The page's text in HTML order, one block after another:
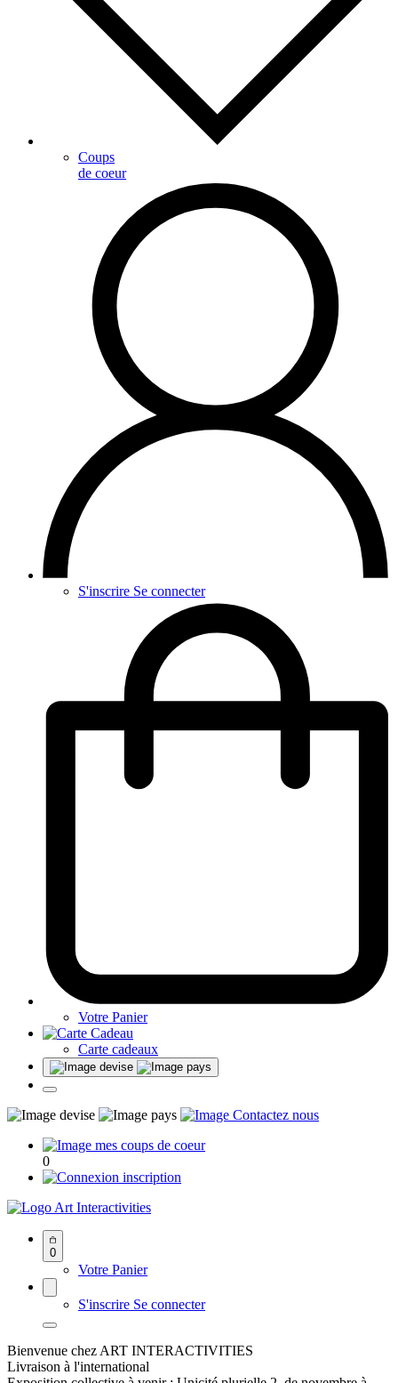
Coups
de coeur
S'inscrire Se connecter
Votre Panier
Carte cadeaux
0
Art Interactivities
0
Votre Panier
S'inscrire Se connecter
Bienvenue chez ART INTERACTIVITIES
Livraison à l'international